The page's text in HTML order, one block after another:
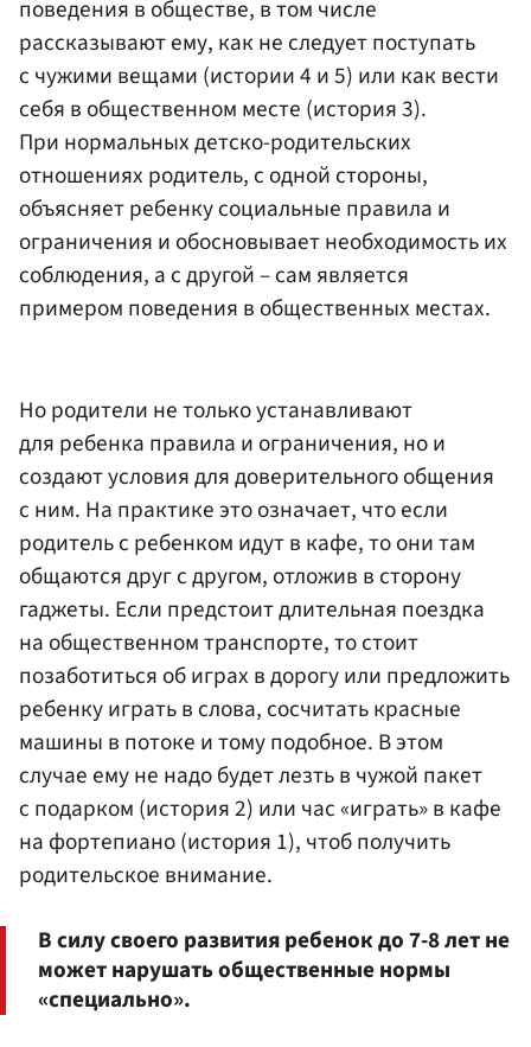
поведения в обществе, в том числе
рассказывают ему, как не следует поступать
с чужими вещами (истории 4 и 5) или как вести
себя в общественном месте (история 3).
При нормальных детско-родительских
отношениях родитель, с одной стороны,
объясняет ребенку социальные правила и
ограничения и обосновывает необходимость их
соблюдения, а с другой – сам является
примером поведения в общественных местах.
Но родители не только устанавливают
для ребенка правила и ограничения, но и
создают условия для доверительного общения
с ним. На практике это означает, что если
родитель с ребенком идут в кафе, то они там
общаются друг с другом, отложив в сторону
гаджеты. Если предстоит длительная поездка
на общественном транспорте, то стоит
позаботиться об играх в дорогу или предложить
ребенку играть в слова, сосчитать красные
машины в потоке и тому подобное. В этом
случае ему не надо будет лезть в чужой пакет
с подарком (история 2) или час «играть» в кафе
на фортепиано (история 1), чтоб получить
родительское внимание.
В силу своего развития ребенок до 7-8 лет не
может нарушать общественные нормы
«специально».